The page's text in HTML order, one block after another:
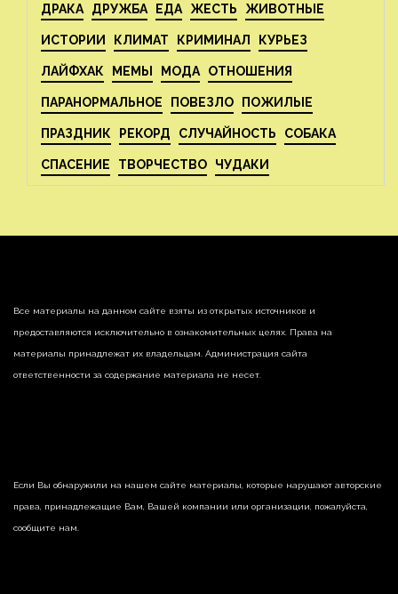
ДРАКА ДРУЖБА ЕДА ЖЕСТЬ ЖИВОТНЫЕ
ИСТОРИИ КЛИМАТ КРИМИНАЛ КУРЬЕЗ
ЛАЙФХАК МЕМЫ МОДА ОТНОШЕНИЯ
ПАРАНОРМАЛЬНОЕ ПОВЕЗЛО ПОЖИЛЫЕ
ПРАЗДНИК РЕКОРД СЛУЧАЙНОСТЬ СОБАКА
СПАСЕНИЕ ТВОРЧЕСТВО ЧУДАКИ
Все материалы на данном сайте взяты из открытых источников и
предоставляются исключительно в ознакомительных целях. Права на
материалы принадлежат их владельцам. Администрация сайта
ответственности за содержание материала не несет.
Если Вы обнаружили на нашем сайте материалы, которые нарушают авторские
права, принадлежащие Вам, Вашей компании или организации, пожалуйста,
сообщите нам.